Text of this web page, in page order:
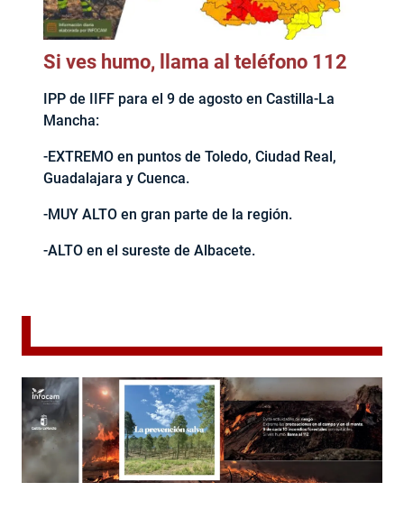
Si ves humo, llama al teléfono 112
IPP de IIFF para el 9 de agosto en Castilla-La
Mancha:
-EXTREMO en puntos de Toledo, Ciudad Real,
Guadalajara y Cuenca.
-MUY ALTO en gran parte de la región.
-ALTO en el sureste de Albacete.